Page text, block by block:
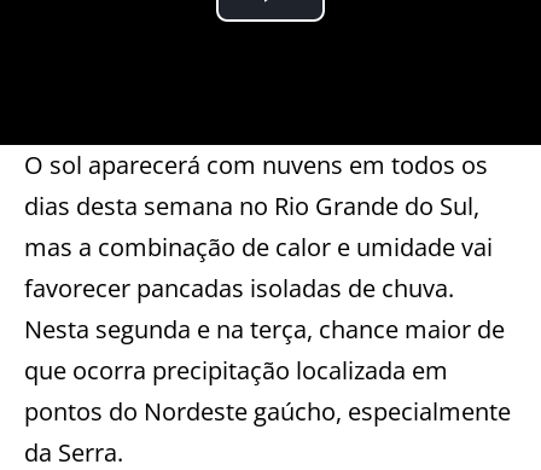
O sol aparecerá com nuvens em todos os
dias desta semana no Rio Grande do Sul,
mas a combinação de calor e umidade vai
favorecer pancadas isoladas de chuva.
Nesta segunda e na terça, chance maior de
que ocorra precipitação localizada em
pontos do Nordeste gaúcho, especialmente
da Serra.